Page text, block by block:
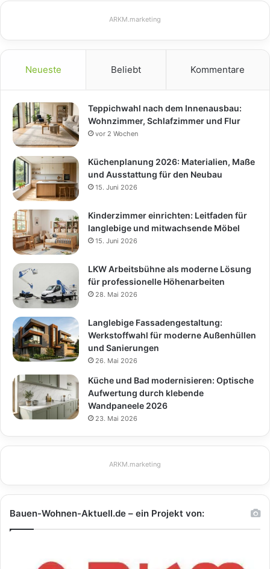
ARKM.marketing
Neueste Beliebt Kommentare
Teppichwahl nach dem Innenausbau:
Wohnzimmer, Schlafzimmer und Flur
vor 2 Wochen
Küchenplanung 2026: Materialien, Maße
und Ausstattung für den Neubau
15. Juni 2026
Kinderzimmer einrichten: Leitfaden für
langlebige und mitwachsende Möbel
15. Juni 2026
LKW Arbeitsbühne als moderne Lösung
für professionelle Höhenarbeiten
28. Mai 2026
Langlebige Fassadengestaltung:
Werkstoffwahl für moderne Außenhüllen
und Sanierungen
26. Mai 2026
Küche und Bad modernisieren: Optische
Aufwertung durch klebende
Wandpaneele 2026
23. Mai 2026
ARKM.marketing
Bauen-Wohnen-Aktuell.de – ein Projekt von: